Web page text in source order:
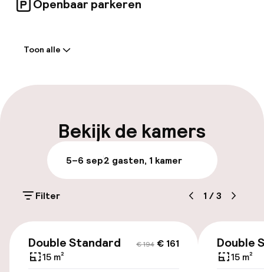
Bezienswaardigheden in de buurt zijn onder
Openbaar parkeren
Openbaar parkeren
Toegankelijkheid
Overal rolstoeltoegankelijk
Lift
Kamers
Toon alle
Bekijk de kamers
5–6 sep2 gasten, 1 kamer
Filter 1 /3
€ 194 € 161
Double Standard
15 m²
Double
15 m²